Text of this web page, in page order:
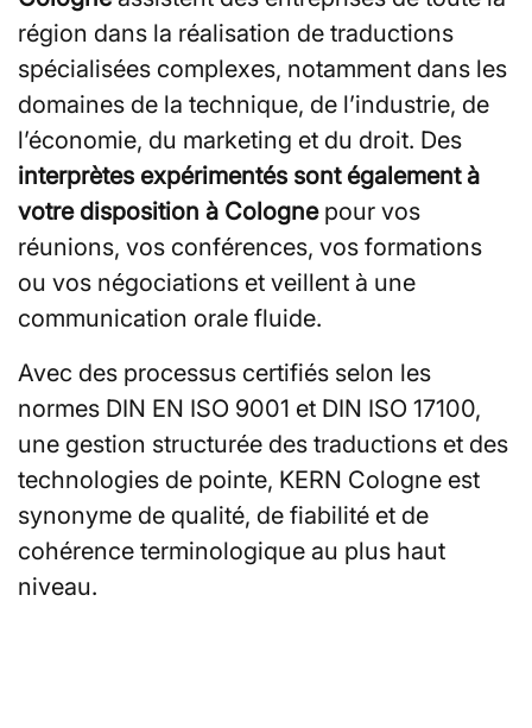
région dans la réalisation de traductions
spécialisées complexes, notamment dans les
domaines de la technique, de l’industrie, de
l’économie, du marketing et du droit. Des
interprètes expérimentés sont également à
votre disposition à Colognepour vos
réunions, vos conférences, vos formations
ou vos négociations et veillent à une
communication orale fluide.
Avec des processus certifiés selon les
normes DIN EN ISO 9001 et DIN ISO 17100,
une gestion structurée des traductions et des
technologies de pointe, KERN Cologne est
synonyme de qualité, de fiabilité et de
cohérence terminologique au plus haut
niveau.